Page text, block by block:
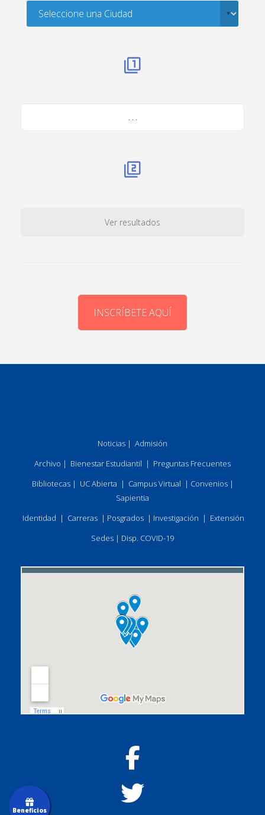
. . .
Ver resultados
INSCRÍBETE AQUÍ
Noticias | Admisión
Archivo | Bienestar Estudiantil | Preguntas Frecuentes
Bibliotecas| UC Abierta | Campus Virtual | Convenios|
Sapientia
Identidad | Carreras | Posgrados | Investigación | Extensión
Sedes | Disp. COVID-19
Beneficios